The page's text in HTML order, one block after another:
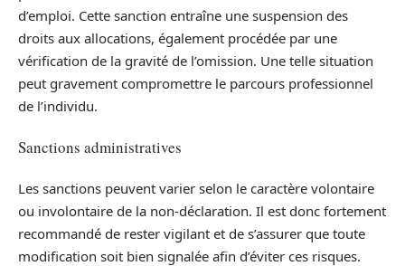
d’emploi. Cette sanction entraîne une suspension des
droits aux allocations, également procédée par une
vérification de la gravité de l’omission. Une telle situation
peut gravement compromettre le parcours professionnel
de l’individu.
Sanctions administratives
Les sanctions peuvent varier selon le caractère volontaire
ou involontaire de la non-déclaration. Il est donc fortement
recommandé de rester vigilant et de s’assurer que toute
modification soit bien signalée afin d’éviter ces risques.